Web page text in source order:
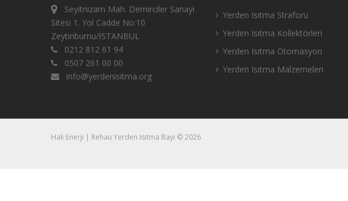
Seyitnizam Mah. Demirciler Sanayi
Sitesi 1. Yol Cadde No:10
Zeytinburnu/İSTANBUL
0212 812 61 94
0507 261 00 00
info@yerdenisitma.org
Yerden Isıtma Straforu
Yerden Isıtma Kollektörleri
Yerden Isıtma Otomasyon
Yerden Isıtma Malzemeleri
Hak Enerji | Rehau Yerden Isıtma Bayi © 2026